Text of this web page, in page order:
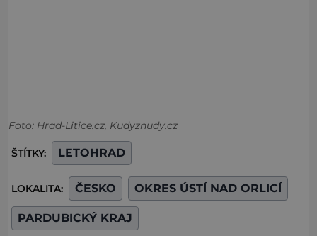
Foto: Hrad-Litice.cz, Kudyznudy.cz
ŠTÍTKY: LETOHRAD
LOKALITA: ČESKO OKRES ÚSTÍ NAD ORLICÍ
PARDUBICKÝ KRAJ